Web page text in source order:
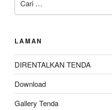
untuk:
LAMAN
DIRENTALKAN TENDA
Download
Gallery Tenda